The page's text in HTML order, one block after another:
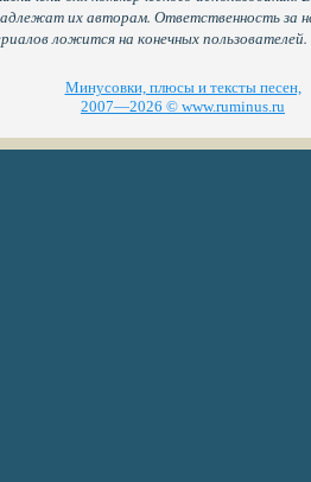
их авторам. Ответственность за
ложится на конечных пользователей.
Минусовки, плюсы и тексты песен,
2007—2026 © www.ruminus.ru